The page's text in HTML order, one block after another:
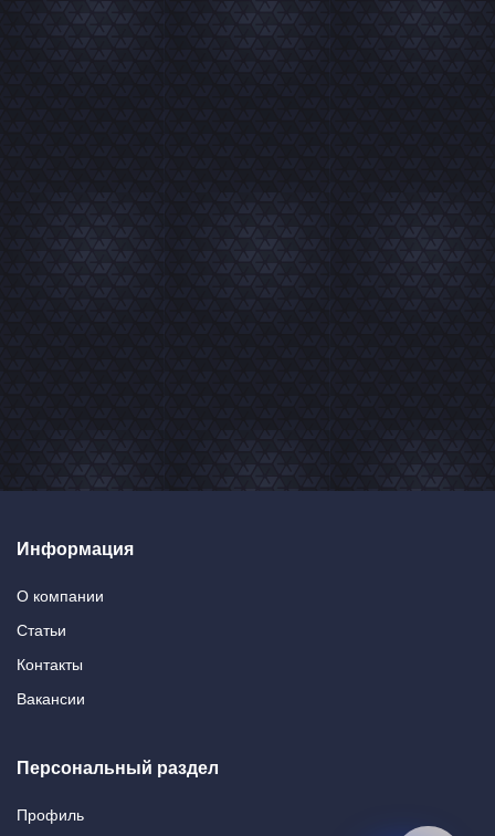
Информация
О компании
Статьи
Контакты
Вакансии
Персональный раздел
Профиль